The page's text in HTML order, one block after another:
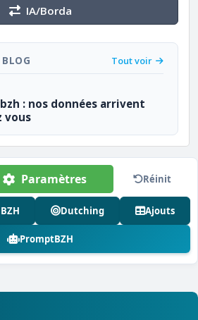
IA/Borda
Tout voir
: nos données arrivent
vous
Paramètres Réinit
Dutching Ajouts
PromptBZH